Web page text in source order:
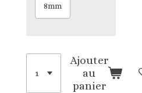
8mm
Ajouter
au
panier